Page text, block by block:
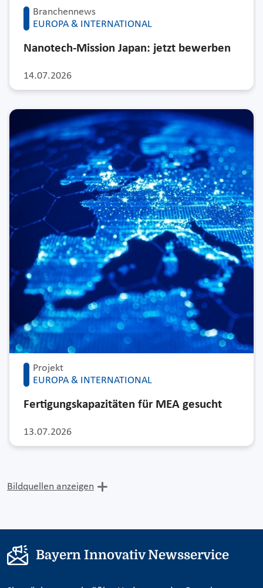
Branchennews
EUROPA & INTERNATIONAL
14.07.2026
Nanotech-Mission Japan: jetzt bewerben
Projekt
EUROPA & INTERNATIONAL
13.07.2026
Fertigungskapazitäten für MEA gesucht
Bildquellen anzeigen
Bayern Innovativ Newsservice